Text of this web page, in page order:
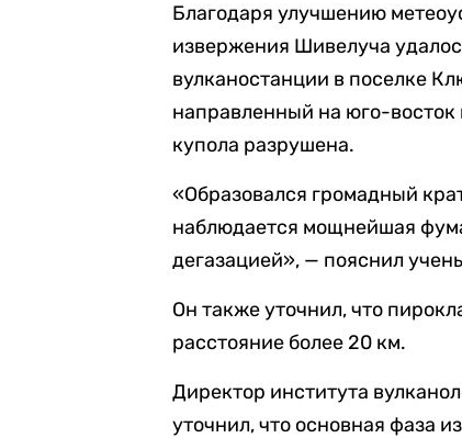
Благодаря улучшению
извержения Шивелуча
вулканостанции в поселке
направленный на юго-восток
купола разрушена.
«Образовался громадный
наблюдается мощнейшая
дегазацией», — пояснил
Он также уточнил, что
расстояние более 20 км.
Директор института
уточнил, что основная фаза